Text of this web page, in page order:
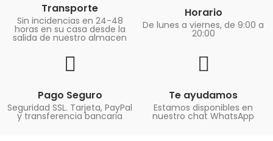
Transporte
Sin incidencias en 24-48
horas en su casa desde la
salida de nuestro almacen
Horario
De lunes a viernes, de 9:00 a
20:00
Pago Seguro
Seguridad SSL. Tarjeta, PayPal
y transferencia bancaria
Te ayudamos
Estamos disponibles en
nuestro chat WhatsApp